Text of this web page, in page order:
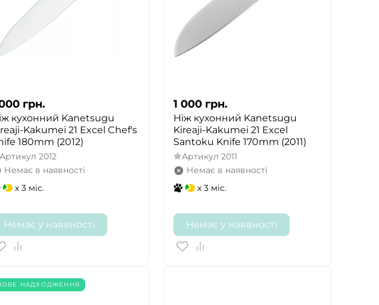
грн.
кухонний Kanetsugu
Kakumei 21 Excel Chef's
180mm (2012)
2012
Немає в наявності
x 3 міс.
Немає у наявності
1 000 грн.
Ніж кухонний Kanetsugu
Kireaji-Kakumei 21 Excel
Santoku Knife 170mm (2011)
Артикул 2011
Немає в наявності
x 3 міс.
Немає у наявності
НАДХОДЖЕННЯ